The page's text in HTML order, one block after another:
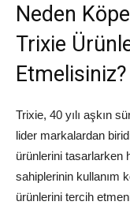
Neden
Trixie
Etmelisiniz?
Trixie, 40 yılı aşkın
lider markalardan
ürünlerini tasarlarken
sahiplerinin kullanım
ürünlerini tercih